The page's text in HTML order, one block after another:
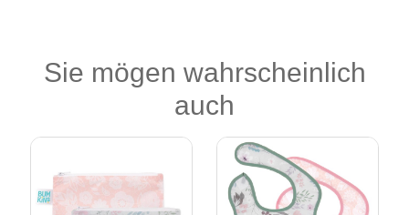
Sie mögen wahrscheinlich
auch